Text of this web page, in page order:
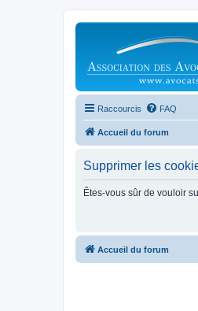
Raccourcis FAQ
Accueil du forum
Supprimer les
Êtes-vous sûr de vouloir
Accueil du forum